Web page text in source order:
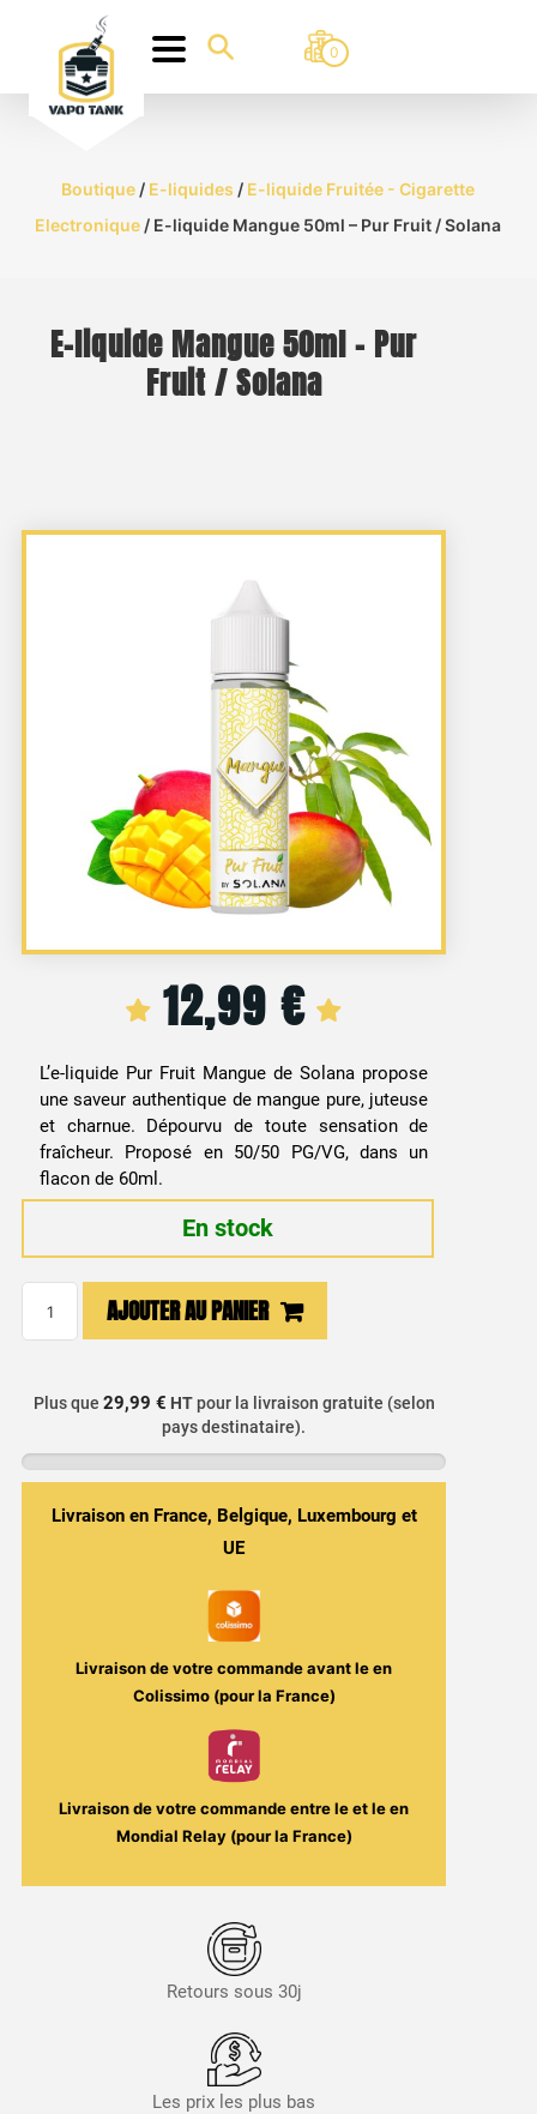
0
Boutique / E-liquides / E-liquide Fruitée - Cigarette
Electronique / E-liquide Mangue 50ml – Pur Fruit / Solana
E-liquide Mangue 50ml – Pur
Fruit / Solana
12,99 €
L’e-liquide Pur Fruit Mangue de Solana propose
une saveur authentique de mangue pure, juteuse
et charnue. Dépourvu de toute sensation de
fraîcheur. Proposé en 50/50 PG/VG, dans un
flacon de 60ml.
En stock
Mangue
AJOUTER AU PANIER
Plus que 29,99 € HTpour la livraison gratuite (selon
pays destinataire).
Livraison en France, Belgique, Luxembourg et
UE
Livraison de votre commande avant leen
Colissimo (pour la France)
Livraison de votre commande entre leet leen
Mondial Relay (pour la France)
Retours sous 30j
Les prix les plus bas